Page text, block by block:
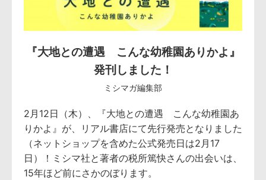
『大地との遭遇 こんな幼稚園ありかよ』
発刊しました！
ミシマガ編集部
2月12日（木）、『大地との遭遇 こんな幼稚園あ
りかよ』が、リアル書店にて先行発売となりました
（ネットショップを含めた公式発売日は2月17
日）！ミシマ社と著者の税所篤快さんの出会いは、
15年ほど前にさかのぼります。